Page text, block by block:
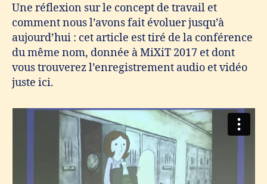
Une réflexion sur le concept de travail et
comment nous l’avons fait évoluer jusqu’à
aujourd’hui : cet article est tiré de la conférence
du même nom, donnée à MiXiT 2017 et dont
vous trouverez l’enregistrement audio et vidéo
juste ici.